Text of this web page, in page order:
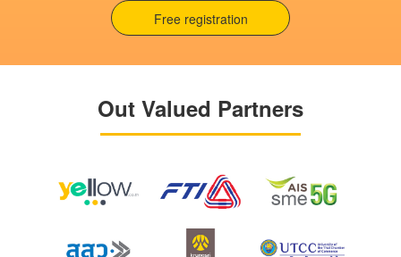
Free registration
Out Valued Partners